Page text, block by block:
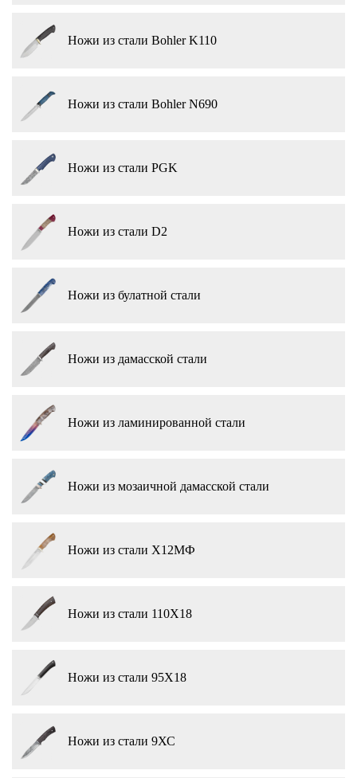
Ножи из стали Bohler K110
Ножи из стали Bohler N690
Ножи из стали PGK
Ножи из стали D2
Ножи из булатной стали
Ножи из дамасской стали
Ножи из ламинированной стали
Ножи из мозаичной дамасской стали
Ножи из стали Х12МФ
Ножи из стали 110Х18
Ножи из стали 95Х18
Ножи из стали 9ХС